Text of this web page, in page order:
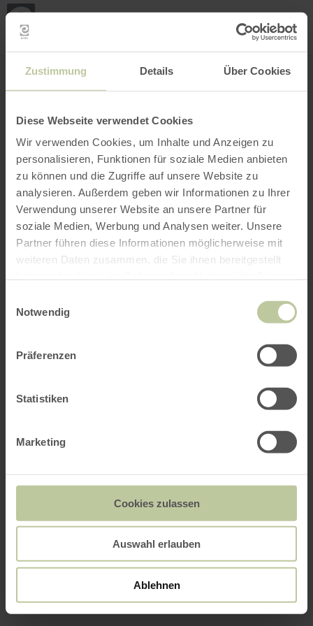
Zustimmung Details Über Cookies
Diese Webseite verwendet Cookies
Wir verwenden Cookies, um Inhalte und Anzeigen zu
personalisieren, Funktionen für soziale Medien anbieten
zu können und die Zugriffe auf unsere Website zu
analysieren. Außerdem geben wir Informationen zu Ihrer
Verwendung unserer Website an unsere Partner für
soziale Medien, Werbung und Analysen weiter. Unsere
Partner führen diese Informationen möglicherweise mit
weiteren Daten zusammen, die Sie ihnen bereitgestellt
Notwendig
Präferenzen
Statistiken
Marketing
Cookies zulassen
Auswahl erlauben
Ablehnen
INTERACTIEVE KAART
Mijn
Filter openen